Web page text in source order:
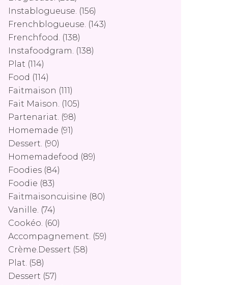
Instablogueuse. (156)
Frenchblogueuse. (143)
Frenchfood. (138)
Instafoodgram. (138)
Plat (114)
Food (114)
Faitmaison (111)
Fait Maison. (105)
Partenariat. (98)
Homemade (91)
Dessert. (90)
Homemadefood (89)
Foodies (84)
Foodie (83)
Faitmaisoncuisine (80)
Vanille. (74)
Cookéo. (60)
Accompagnement. (59)
Crème.dessert (58)
Plat. (58)
Dessert (57)